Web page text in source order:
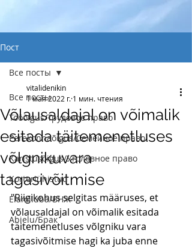
Пост
Все посты
Tööõigus/Трудовое право
Perekonnaõigus/Семейное право
Karistusõigus/Уголовное право
Korteriühistud
Elamiluba/ВНЖ
Abielu/Брак
Все посты
Võlausaldajal on võimalik
esitada täitemenetluses
võlgnikuvara
tagasivõitmise
vitalidenikin
1 мая 2022 г. 1 мин. чтения
"Riigikohus selgitas määruses, et
võlausaldajal on võimalik esitada
täitemenetluses võlgniku vara
tagasivõitmise hagi ka juba enne